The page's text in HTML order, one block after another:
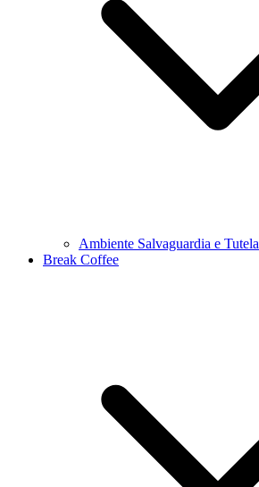
Ambiente Salvaguardia e Tutela
Break Coffee